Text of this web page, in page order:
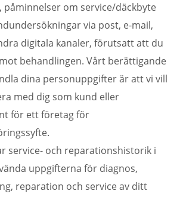
påminnelser om service/däckbyte
via post, e-mail,
digitala kanaler, förutsatt att du
behandlingen. Vårt berättigande
dina personuppgifter är att vi vill
med dig som kund eller
för ett företag för
service- och reparationshistorik i
uppgifterna för diagnos,
reparation och service av ditt